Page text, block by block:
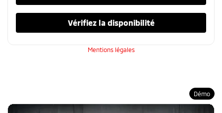
Vérifiez la disponibilité
Mentions légales
Démo